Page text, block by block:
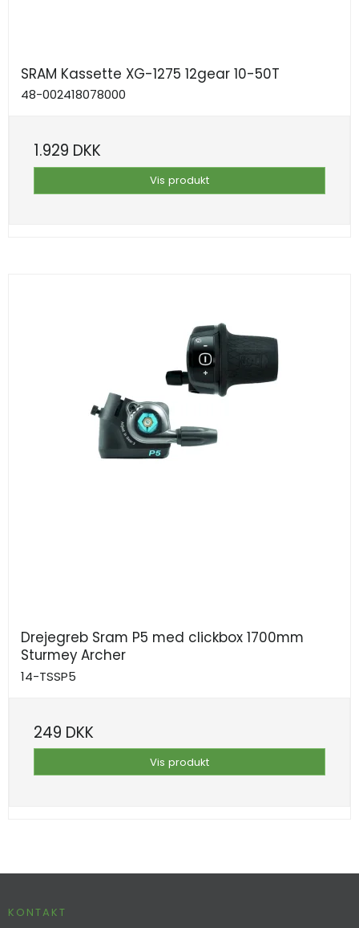
SRAM Kassette XG-1275 12gear 10-50T
48-002418078000
1.929 DKK
Vis produkt
Drejegreb Sram P5 med clickbox 1700mm
Sturmey Archer
14-TSSP5
249 DKK
Vis produkt
KONTAKT